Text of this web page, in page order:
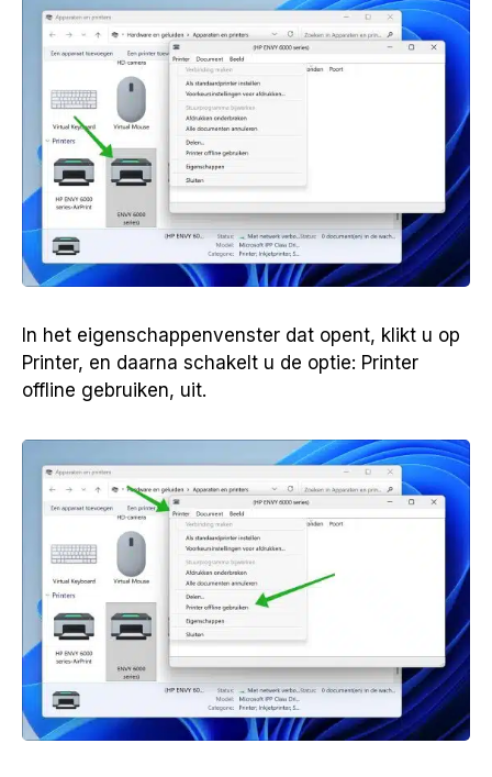
In het eigenschappenvenster dat opent, klikt u op
Printer, en daarna schakelt u de optie: Printer
offline gebruiken, uit.